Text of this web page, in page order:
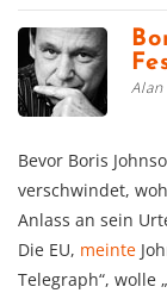
Bevor Boris
verschwindet,
Anlass an sein
Die EU, meinte
Telegraph“, wolle